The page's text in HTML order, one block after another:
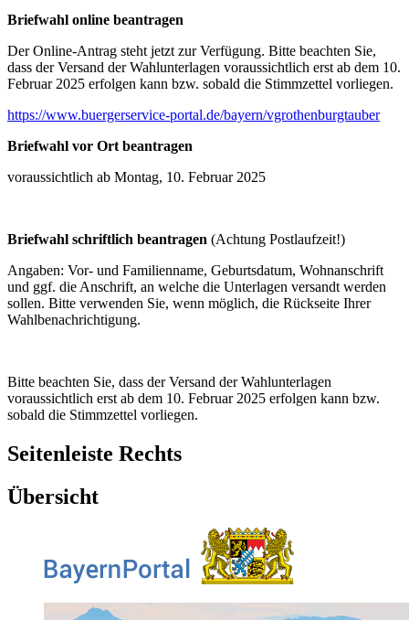
Briefwahl online beantragen
Der Online-Antrag steht jetzt zur Verfügung. Bitte beachten Sie,
dass der Versand der Wahlunterlagen voraussichtlich erst ab dem 10.
Februar 2025 erfolgen kann bzw. sobald die Stimmzettel vorliegen.
https://www.buergerservice-portal.de/bayern/vgrothenburgtauber
Briefwahl vor Ort beantragen
voraussichtlich ab Montag, 10. Februar 2025
Briefwahl schriftlich beantragen (Achtung Postlaufzeit!)
Angaben: Vor- und Familienname, Geburtsdatum, Wohnanschrift
und ggf. die Anschrift, an welche die Unterlagen versandt werden
sollen. Bitte verwenden Sie, wenn möglich, die Rückseite Ihrer
Wahlbenachrichtigung.
Bitte beachten Sie, dass der Versand der Wahlunterlagen
voraussichtlich erst ab dem 10. Februar 2025 erfolgen kann bzw.
sobald die Stimmzettel vorliegen.
Seitenleiste Rechts
Übersicht